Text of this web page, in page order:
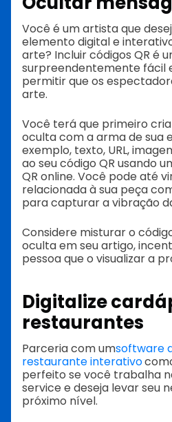
Você é um artista que
elemento digital e
arte? Incluir códigos QR é
surpreendentemente fácil
permitir que os
arte.
Você terá que primeiro
oculta com a arma de sua
exemplo, texto, URL,
ao seu código QR usando
QR online. Você pode até
relacionada à sua peça
para capturar a vibração
Considere misturar o
oculta em seu artigo,
pessoa que o visualizar a
Digitalize
restaurantes
Parceria com umsoftware
restaurante interativo
perfeito se você trabalha
service e deseja levar seu
próximo nível.